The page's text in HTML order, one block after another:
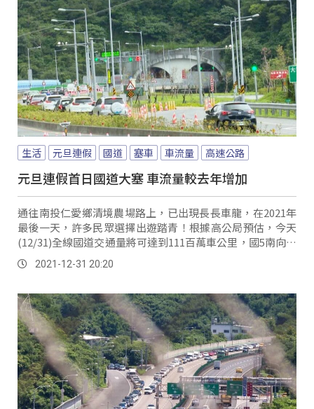
生活 元旦連假 國道 塞車 車流量 高速公路
元旦連假首日國道大塞 車流量較去年增加
通往南投仁愛鄉清境農場路上，已出現長長車龍，在2021年
最後一天，許多民眾選擇出遊踏青！根據高公局預估，今天
(12/31)全線國道交通量將可達到111百萬車公里，國5南向雪
隧通過量，截至下午3點，達到...。
2021-12-31 20:20